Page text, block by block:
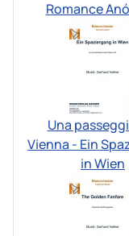
Romance
Una
Vienna - Ein
in Wien